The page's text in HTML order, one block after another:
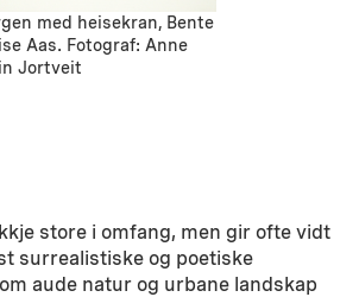
med heisekran, Bente
Aas. Fotograf: Anne
Jortveit
store i omfang, men gir ofte vidt
surrealistiske og poetiske
aude natur og urbane landskap